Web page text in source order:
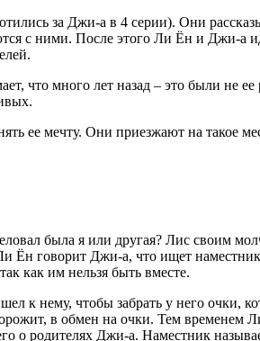
за Джи-а в 4 серии). Они
с ними. После этого Ли Ён и Джи-а
что много лет назад – это были не
ее мечту. Они приезжают на такое
была я или другая? Лис своим
говорит Джи-а, что ищет
как им нельзя быть вместе.
к нему, чтобы забрать у него очки,
в обмен на очки. Тем временем
родителях Джи-а. Наместник